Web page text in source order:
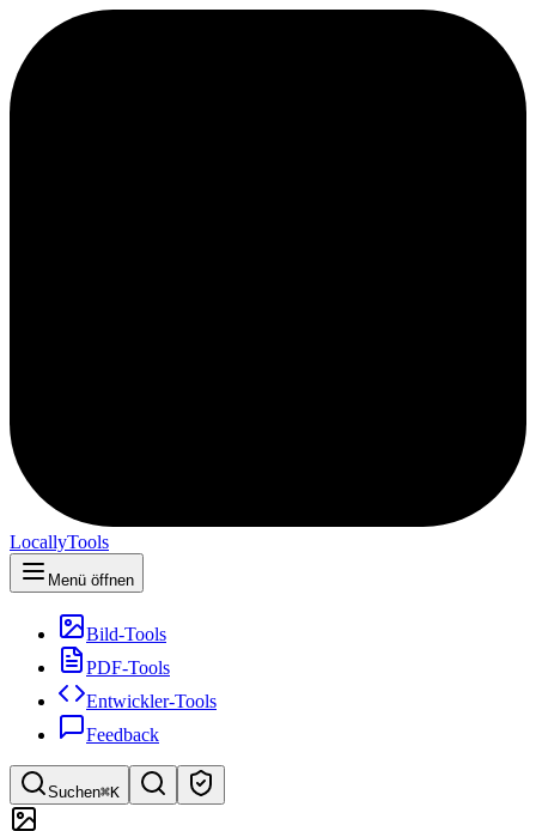
LocallyTools
Menü öffnen
Bild-Tools
PDF-Tools
Entwickler-Tools
Feedback
Suchen⌘K